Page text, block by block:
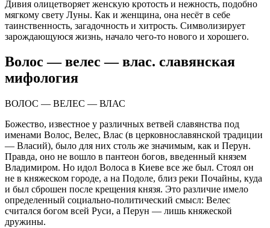
Дивия олицетворяет женскую кротость и нежность, подобно
мягкому свету Луны. Как и женщина, она несёт в себе
таинственность, загадочность и хитрость. Символизирует
зарождающуюся жизнь, начало чего-то нового и хорошего.
Волос — велес — влас. славянская
мифология
ВОЛОС — ВЕЛЕС — ВЛАС
Божество, известное у различных ветвей славянства под
именами Волос, Велес, Влас (в церковнославянской традиции
— Власий), было для них столь же значимым, как и Перун.
Правда, оно не вошло в пантеон богов, введенный князем
Владимиром. Но идол Волоса в Киеве все же был. Стоял он
не в княжеском городе, а на Подоле, близ реки Почайны, куда
и был сброшен после крещения князя. Это различие имело
определенный социально-политический смысл: Велес
считался богом всей Руси, а Перун — лишь княжеской
дружины.